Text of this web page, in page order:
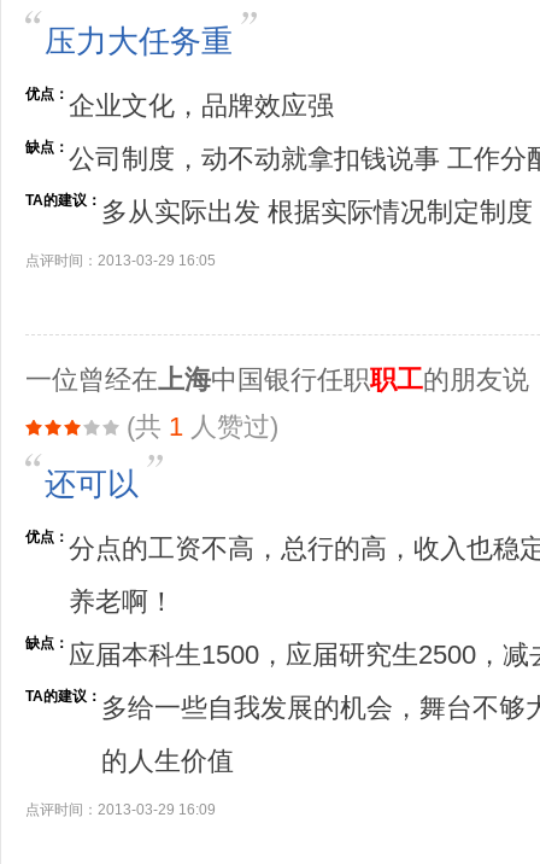
压力大任务重
优点： 企业文化，品牌效应强
缺点： 公司制度，动不动就拿扣钱说事 工作分
TA的建议： 多从实际出发 根据实际情况制定制度
点评时间：2013-03-29 16:05
一位曾经在上海中国银行任职职工的朋友说
(共 1 人赞过)
还可以
优点： 分点的工资不高，总行的高，收入也稳
养老啊！
缺点： 应届本科生1500，应届研究生2500，
TA的建议： 多给一些自我发展的机会，舞台不
的人生价值
点评时间：2013-03-29 16:09